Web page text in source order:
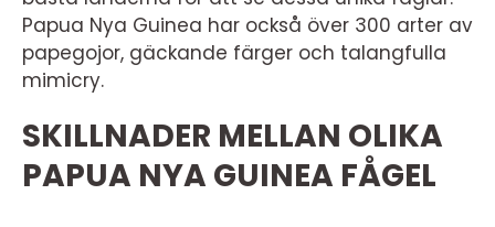
Papua Nya Guinea har också över 300 arter av
papegojor, gäckande färger och talangfulla
mimicry.
SKILLNADER MELLAN OLIKA
PAPUA NYA GUINEA FÅGEL